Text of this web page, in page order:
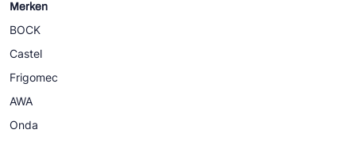
Merken
BOCK
Castel
Frigomec
AWA
Onda